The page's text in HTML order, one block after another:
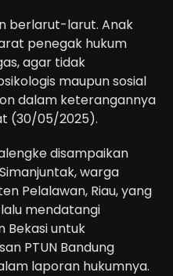
berlarut-larut. Anak
penegak hukum
agar tidak
maupun sosial
dalam keterangannya
(30/05/2025).
disampaikan
warga
Pelalawan, Riau, yang
mendatangi
Bekasi untuk
PTUN Bandung
laporan hukumnya.